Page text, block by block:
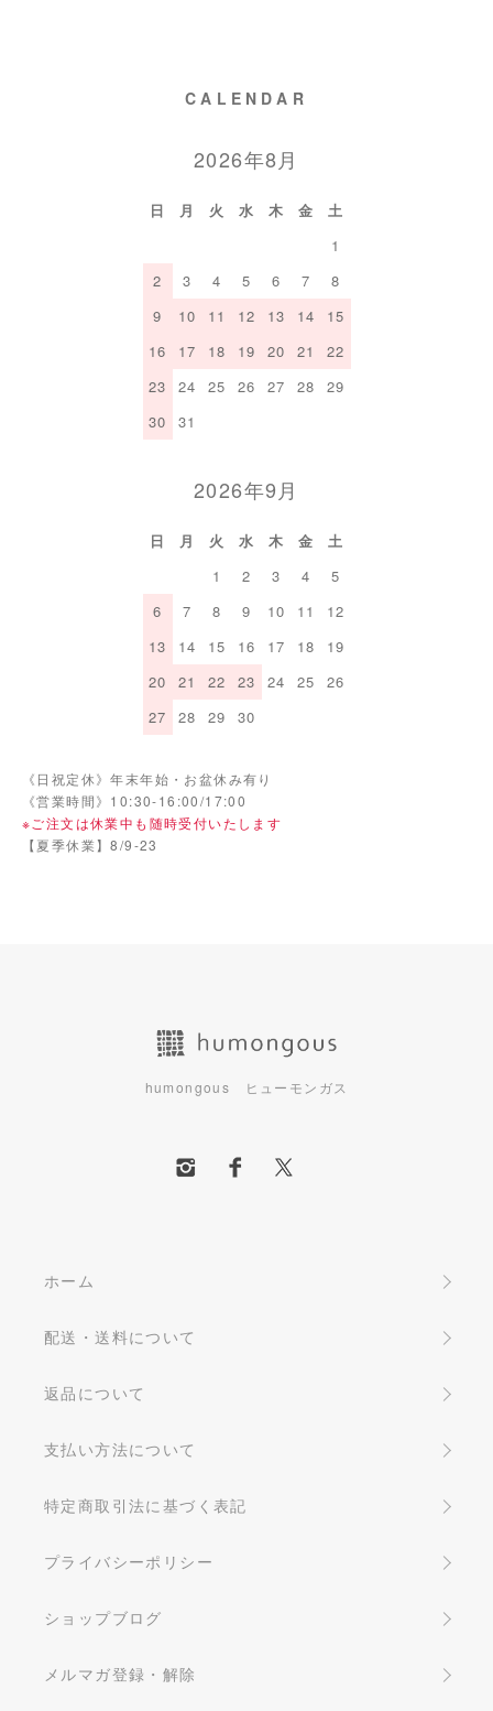
CALENDAR
2026年8月
日 月 火 水 木 金
土
1
2
3 4 5 6 7
8
9
10 11 12 13 14
15
16
17 18 19 20 21
22
23
24 25 26 27 28
29
30
31
2026年9月
日 月 火 水 木 金
土
1
2 3 4
5
6
7 8 9 10 11
12
13
14 15 16 17 18
19
20
21 22 23 24 25
26
27
28 29 30
《日祝定休》年末年始・お盆休み有り
《営業時間》10:30-16:00/17:00
※ご注文は休業中も随時受付いたします
【夏季休業】8/9-23
humongous ヒューモンガス
ホーム
配送・送料について
返品について
支払い方法について
特定商取引法に基づく表記
プライバシーポリシー
ショップブログ
メルマガ登録・解除